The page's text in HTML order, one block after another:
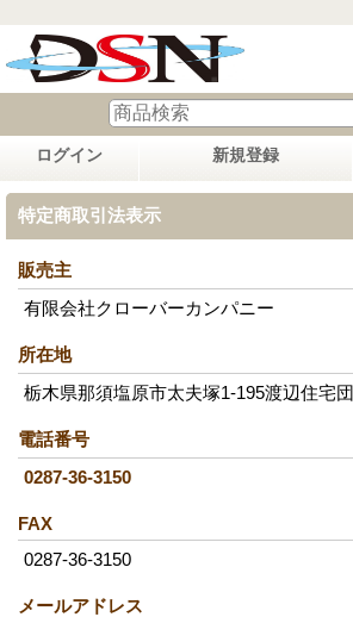
ログイン 新規登録
特定商取引法表示
販売主
有限会社クローバーカンパニー
所在地
栃木県那須塩原市太夫塚1-195渡辺住宅
電話番号
0287-36-3150
FAX
0287-36-3150
メールアドレス